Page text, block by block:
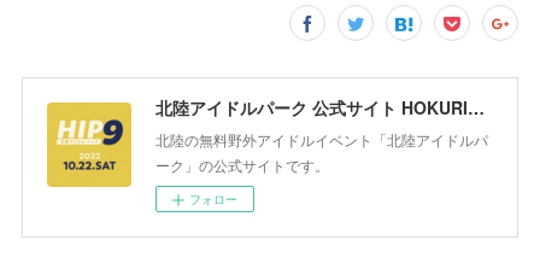
北陸アイドルパーク 公式サイト HOKURIKU IDOL PARK
北陸の無料野外アイドルイベント「北陸アイドルパ
ーク」の公式サイトです。
フォロー